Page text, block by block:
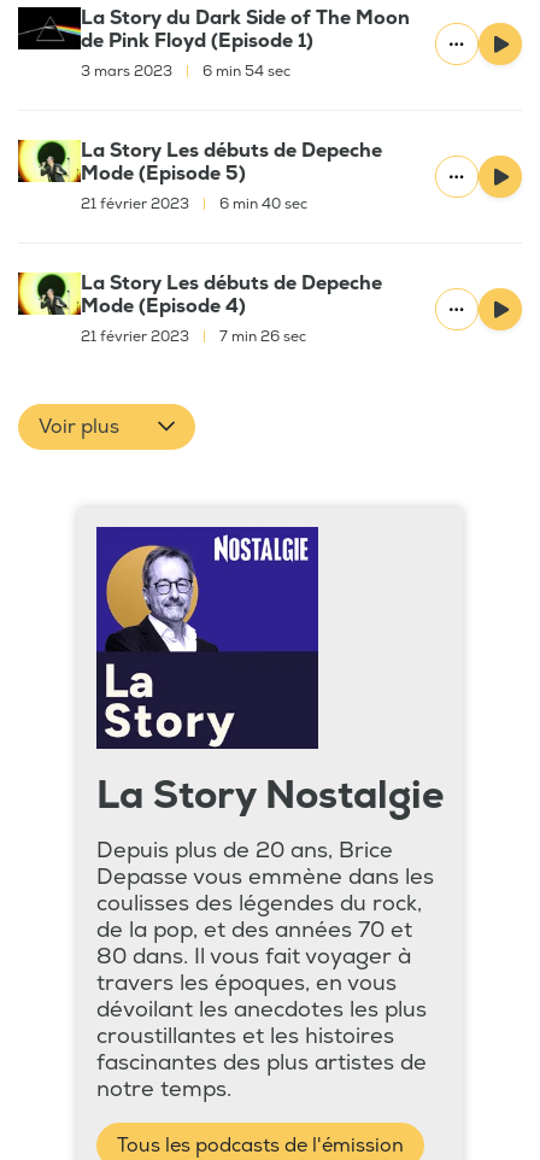
La Story du Dark Side of The Moon
de Pink Floyd (Episode 1)
3 mars 2023 6 min 54 sec
La Story Les débuts de Depeche
Mode (Episode 5)
21 février 2023 6 min 40 sec
La Story Les débuts de Depeche
Mode (Episode 4)
21 février 2023 7 min 26 sec
Voir plus
La Story Nostalgie
Depuis plus de 20 ans, Brice
Depasse vous emmène dans les
coulisses des légendes du rock,
de la pop, et des années 70 et
80 dans. Il vous fait voyager à
travers les époques, en vous
dévoilant les anecdotes les plus
croustillantes et les histoires
fascinantes des plus artistes de
notre temps.
Tous les podcasts de l'émission